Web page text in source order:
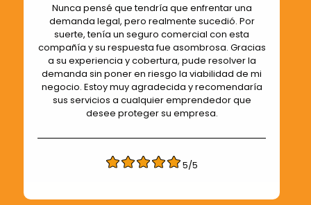
Nunca pensé que tendría que enfrentar una
demanda legal, pero realmente sucedió. Por
suerte, tenía un seguro comercial con esta
compañía y su respuesta fue asombrosa. Gracias
a su experiencia y cobertura, pude resolver la
demanda sin poner en riesgo la viabilidad de mi
negocio. Estoy muy agradecida y recomendaría
sus servicios a cualquier emprendedor que
desee proteger su empresa.
5/5